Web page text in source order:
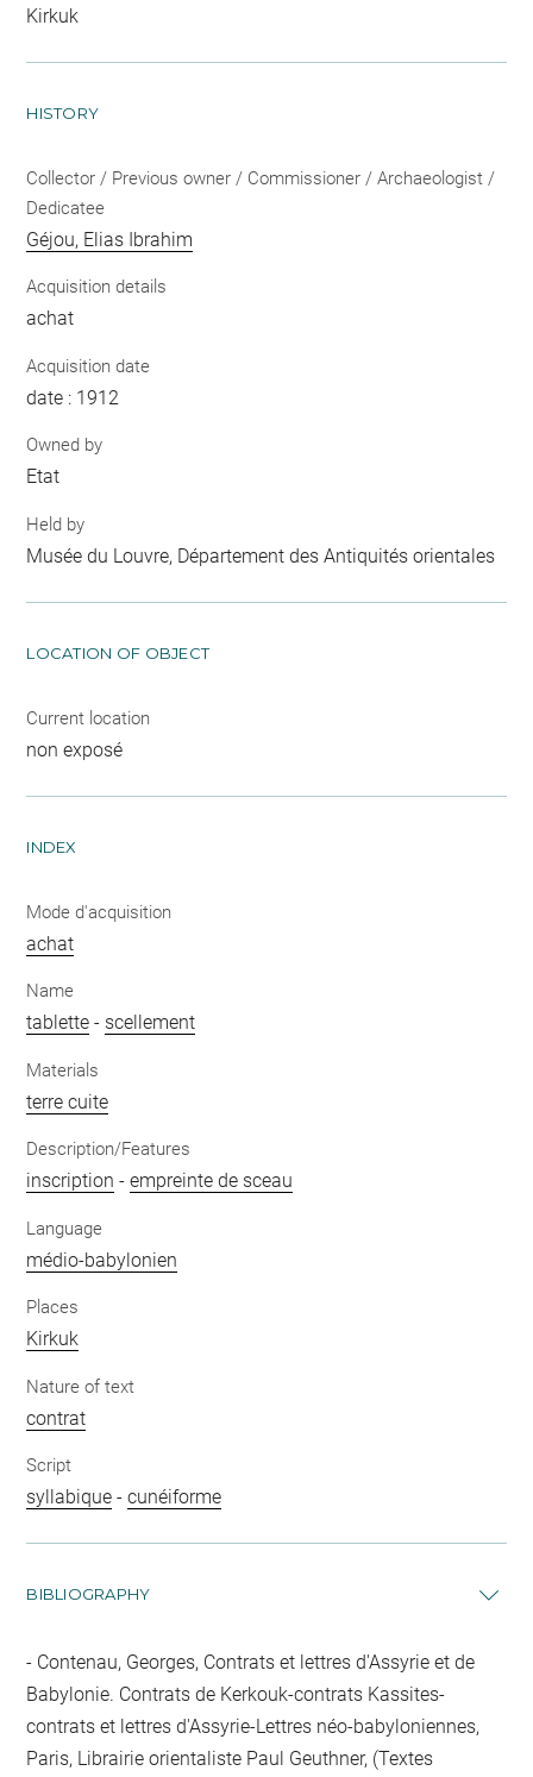
Kirkuk
HISTORY
Collector / Previous owner / Commissioner / Archaeologist /
Dedicatee
Géjou, Elias Ibrahim
Acquisition details
achat
Acquisition date
date : 1912
Owned by
Etat
Held by
Musée du Louvre, Département des Antiquités orientales
LOCATION OF OBJECT
Current location
non exposé
INDEX
Mode d'acquisition
achat
Name
tablette - scellement
Materials
terre cuite
Description/Features
inscription -empreinte de sceau
Language
médio-babylonien
Places
Kirkuk
Nature of text
contrat
Script
syllabique -cunéiforme
BIBLIOGRAPHY
Contenau, Georges, Contrats et lettres d'Assyrie et de
Babylonie. Contrats de Kerkouk-contrats Kassites-
contrats et lettres d'Assyrie-Lettres néo-babyloniennes,
Paris, Librairie orientaliste Paul Geuthner, (Textes